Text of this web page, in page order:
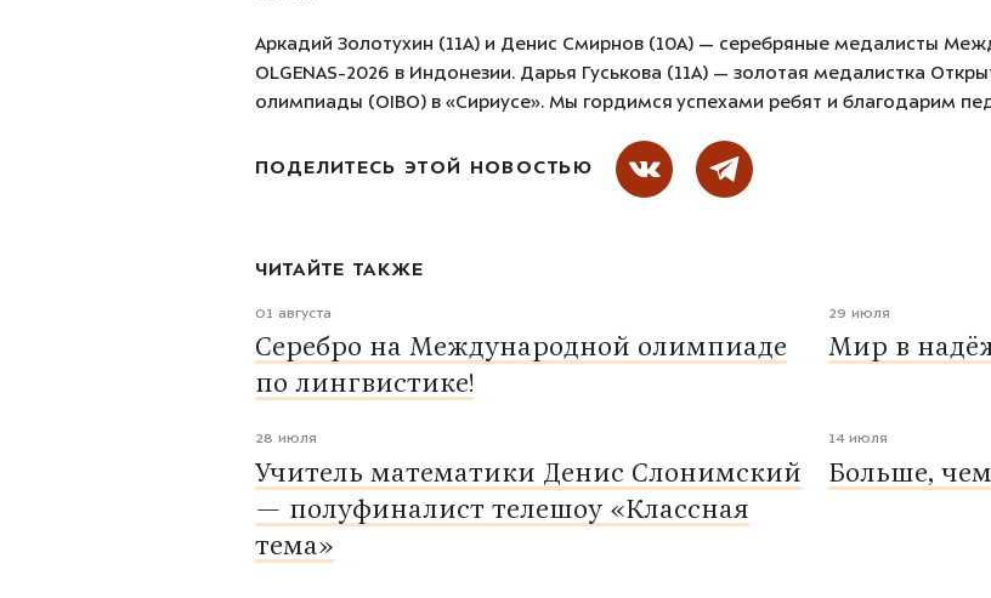
Аркадий Золотухин (11А) и Денис Смирнов (10А) — серебряные медалисты
OLGENAS-2026 в Индонезии. Дарья Гуськова (11А) — золотая медалистка
олимпиады (OIBO) в «Сириусе». Мы гордимся успехами ребят и благодарим
ПОДЕЛИТЕСЬ ЭТОЙ НОВОСТЬЮ
ЧИТАЙТЕ ТАКЖЕ
01 августа
Серебро на Международной олимпиаде
по лингвистике!
29 июля
Мир в
28 июля
Учитель математики Денис Слонимский
— полуфиналист телешоу «Классная
тема»
14 июля
Больше,